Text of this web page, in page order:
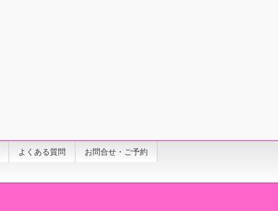
よくある質問 お問合せ・ご予約